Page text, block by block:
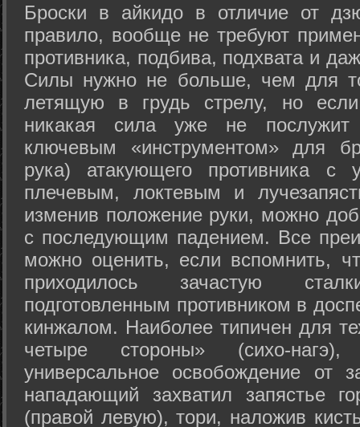
Броски в айкидо в отличие от
правило, вообще не требуют
противника, подбива, подхвата и
Силы нужно не больше, чем для
летящую в грудь стрелу, но
никакая сила уже не
ключевым «инструментом» для
рука) атакующего противника с
плечевым, локтевым и
изменив положение руки, можно
с последующим падением. Все
можно оценить, если вспомнить,
приходилось зачастую
подготовленным противником в
кинжалом. Наиболее типичен для
четыре стороны» (сихо-
универсальное освобождение от
нападающий захватил запястье
(правой левую), тори, наложив